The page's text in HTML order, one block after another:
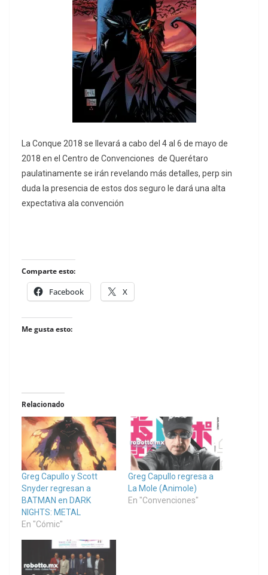
La Conque 2018 se llevará a cabo del 4 al 6 de mayo de
2018 en el Centro de Convenciones de Querétaro
paulatinamente se irán revelando más detalles, perp sin
duda la presencia de estos dos seguro le dará una alta
expectativa ala convención
Comparte esto:
Facebook X
Me gusta esto:
Relacionado
Greg Capullo y Scott
Snyder regresan a
BATMAN en DARK
NIGHTS: METAL
En "Cómic"
Greg Capullo regresa a
La Mole (Animole)
En "Convenciones"